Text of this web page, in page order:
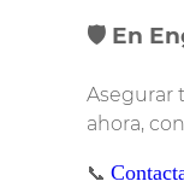
🛡️ En
Asegurar
ahora,
📞